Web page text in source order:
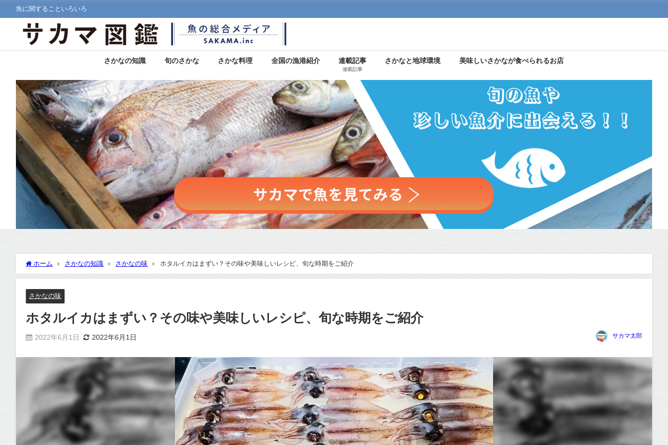
魚に関することいろいろ
さかなの知識 旬のさかな さかな料理 全国の漁港紹介 連載記事
連載記事
さかなと地球環境 美味しいさかなが食べられるお店
ホーム さかなの知識 さかなの味 ホタルイカはまずい？その味や美味しいレシピ、旬な時期をご紹介
さかなの味
ホタルイカはまずい？その味や美味しいレシピ、旬な時期をご紹介
2022年6月1日 2022年6月1日 サカマ太郎